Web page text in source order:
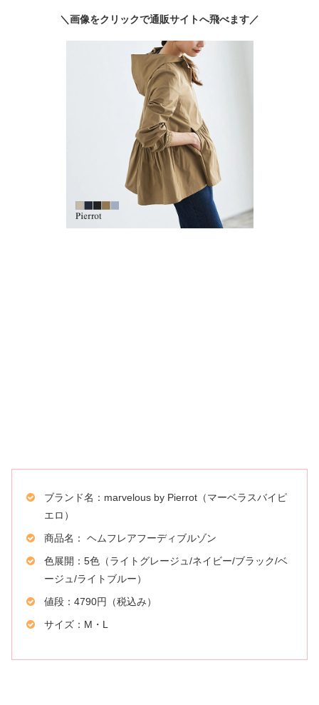
＼画像をクリックで通販サイトへ飛べます／
ブランド名：marvelous by Pierrot（マーベラスバイピ
エロ）
商品名： ヘムフレアフーディブルゾン
色展開：5色（ライトグレージュ/ネイビー/ブラック/ベ
ージュ/ライトブルー）
値段：4790円（税込み）
サイズ：M・L